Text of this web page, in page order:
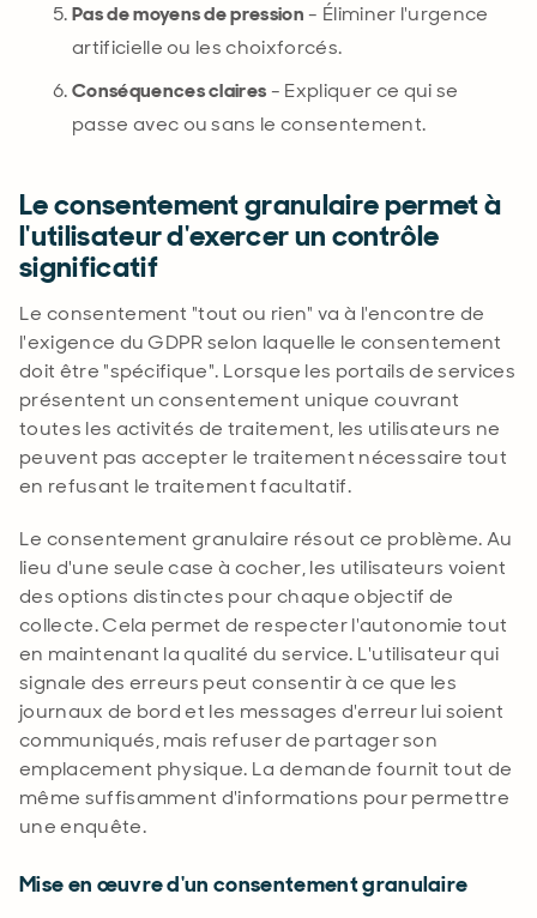
Pas de moyens de pression- Éliminer l'urgence
artificielle ou leschoixforcés.
Conséquences claires- Expliquer ce qui se
passe avec ou sans le consentement.
Le consentement granulaire permet à
l'utilisateur d'exercer un contrôle
significatif
Le consentement "tout ou rien" va à l'encontre de
l'exigence du GDPR selon laquelle le consentement
doit être "spécifique". Lorsque les portails de services
présentent un consentement unique couvrant
toutes les activités de traitement, les utilisateurs ne
peuvent pas accepter le traitement nécessaire tout
en refusant le traitement facultatif.
Le consentement granulaire résout ce problème. Au
lieu d'une seule case à cocher, les utilisateurs voient
des options distinctes pour chaque objectif de
collecte. Cela permet de respecter l'autonomie tout
en maintenant la qualité du service. L'utilisateur qui
signale des erreurs peut consentir à ce que les
journaux de bord et les messages d'erreur lui soient
communiqués, mais refuser de partager son
emplacement physique. La demande fournit tout de
même suffisamment d'informations pour permettre
une enquête.
Mise en œuvre d'un consentement granulaire